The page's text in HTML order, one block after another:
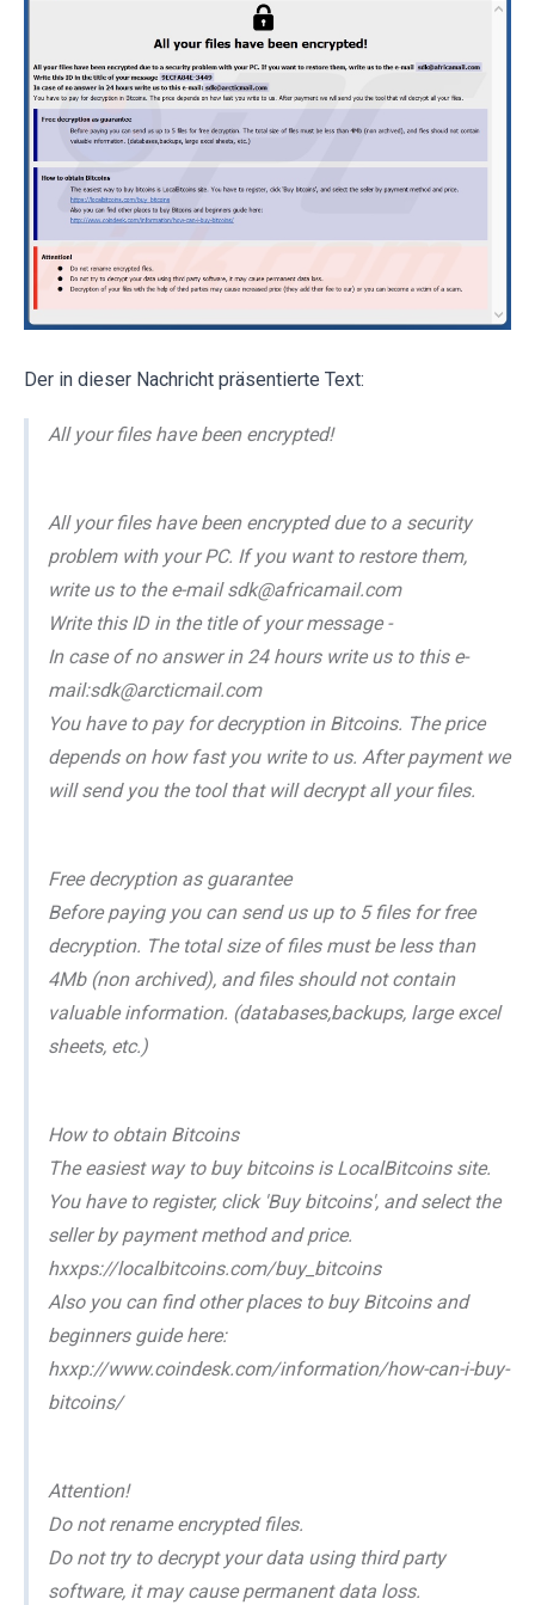
Der in dieser Nachricht präsentierte Text:
All your files have been encrypted!
All your files have been encrypted due to a security
problem with your PC. If you want to restore them,
write us to the e-mail sdk@africamail.com
Write this ID in the title of your message -
In case of no answer in 24 hours write us to this e-
mail:sdk@arcticmail.com
You have to pay for decryption in Bitcoins. The price
depends on how fast you write to us. After payment we
will send you the tool that will decrypt all your files.
Free decryption as guarantee
Before paying you can send us up to 5 files for free
decryption. The total size of files must be less than
4Mb (non archived), and files should not contain
valuable information. (databases,backups, large excel
sheets, etc.)
How to obtain Bitcoins
The easiest way to buy bitcoins is LocalBitcoins site.
You have to register, click 'Buy bitcoins', and select the
seller by payment method and price.
hxxps://localbitcoins.com/buy_bitcoins
Also you can find other places to buy Bitcoins and
beginners guide here:
hxxp://www.coindesk.com/information/how-can-i-buy-
bitcoins/
Attention!
Do not rename encrypted files.
Do not try to decrypt your data using third party
software, it may cause permanent data loss.